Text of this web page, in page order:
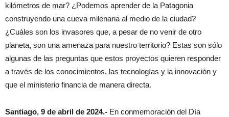
kilómetros de mar? ¿Podemos aprender de la Patagonia
construyendo una cueva milenaria al medio de la ciudad?
¿Cuáles son los invasores que, a pesar de no venir de otro
planeta, son una amenaza para nuestro territorio? Estas son sólo
algunas de las preguntas que estos proyectos quieren responder
a través de los conocimientos, las tecnologías y la innovación y
que el ministerio financia de manera directa.
Santiago, 9 de abril de 2024.- En conmemoración del Día